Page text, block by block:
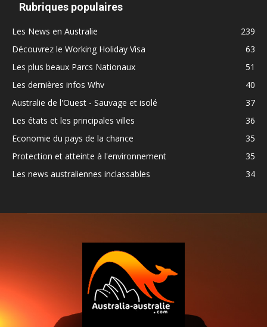
Rubriques populaires
Les News en Australie
239
Découvrez le Working Holiday Visa
63
Les plus beaux Parcs Nationaux
51
Les dernières infos Whv
40
Australie de l'Ouest - Sauvage et isolé
37
Les états et les principales villes
36
Economie du pays de la chance
35
Protection et atteinte à l'environnement
35
Les news australiennes inclassables
34